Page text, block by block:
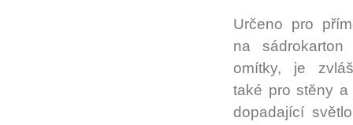
Určeno pro
na
omítky, je
také pro stěny a
dopadající